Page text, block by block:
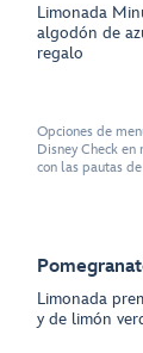
Limonada
algodón de
regalo
Opciones de
Disney Check
con las pautas
Limonada
y de limón